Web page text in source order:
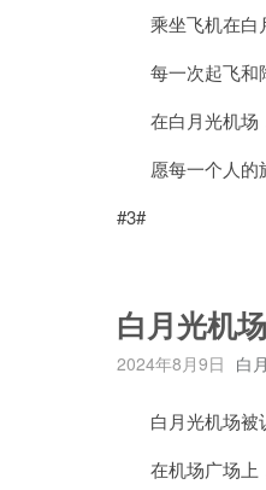
乘坐飞机在白月
每一次起飞和降
在白月光机场，
愿每一个人的旅
#3#
白月光机
2024年8月9日 白
白月光机场被认
在机场广场上，